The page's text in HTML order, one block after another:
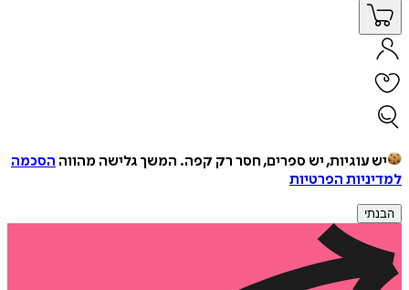
יש עוגיות, יש ספרים, חסר רק קפה. המשך גלישה מהווה הסכמה
למדיניות הפרטיות
הבנתי